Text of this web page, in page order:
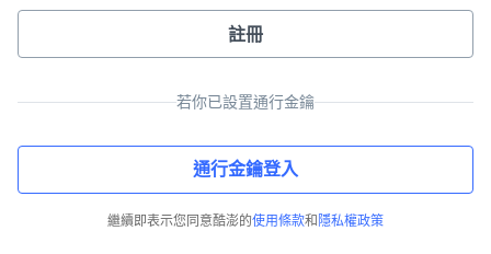
註冊
若你已設置通行金鑰
通行金鑰登入
繼續即表示您同意酷澎的使用條款和 隱私權政策